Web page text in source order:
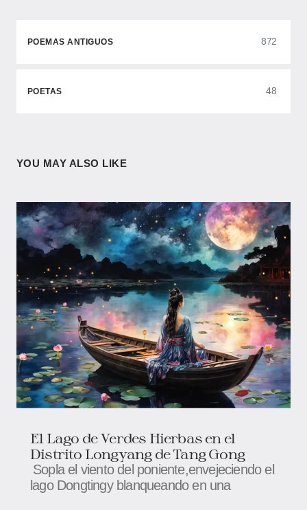
POEMAS ANTIGUOS 872
POETAS 48
YOU MAY ALSO LIKE
El Lago de Verdes Hierbas en el
Distrito Longyang de Tang Gong
Sopla el viento del poniente,envejeciendo el
lago Dongtingy blanqueando en una